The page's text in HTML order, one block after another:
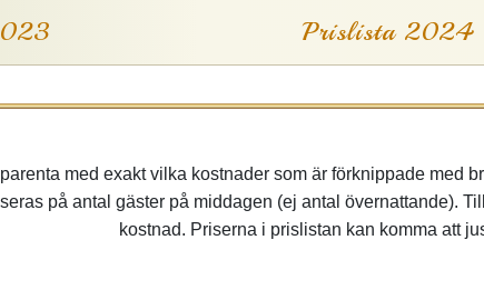
Prislista 2024
med exakt vilka kostnader som är förknippade med
på antal gäster på middagen (ej antal övernattande).
kostnad. Priserna i prislistan kan komma att